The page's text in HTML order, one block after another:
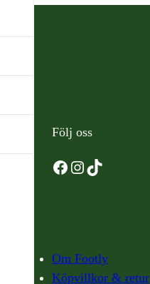
Följ oss
Facebook
Instagram
TikTok
Om Footly
Köpvillkor & retur